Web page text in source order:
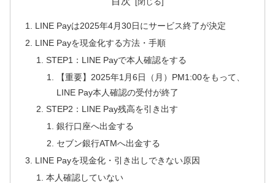
LINE Payは2025年4月30日にサービス終了が決定
LINE Payを現金化する方法・手順
STEP1：LINE Payで本人確認をする
【重要】2025年1月6日（月）PM1:00をもって、
LINE Pay本人確認の受付が終了
STEP2：LINE Pay残高を引き出す
銀行口座へ出金する
セブン銀行ATMへ出金する
LINE Payを現金化・引き出しできない原因
本人確認していない